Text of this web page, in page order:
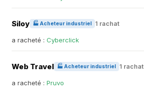
Siloy 🏭 Acheteur industriel 1 rachat
a racheté : Cyberclick
Web Travel 🏭 Acheteur industriel 1 rachat
a racheté : Pruvo